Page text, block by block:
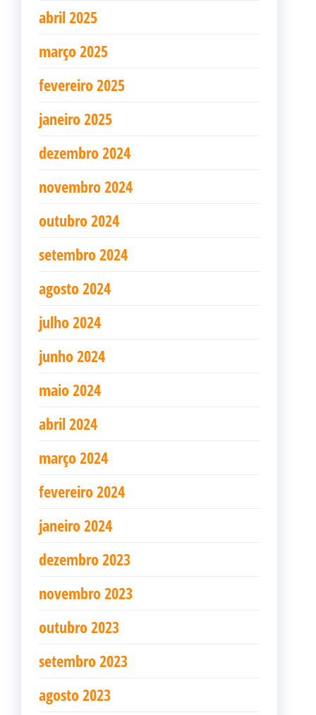
abril 2025
março 2025
fevereiro 2025
janeiro 2025
dezembro 2024
novembro 2024
outubro 2024
setembro 2024
agosto 2024
julho 2024
junho 2024
maio 2024
abril 2024
março 2024
fevereiro 2024
janeiro 2024
dezembro 2023
novembro 2023
outubro 2023
setembro 2023
agosto 2023